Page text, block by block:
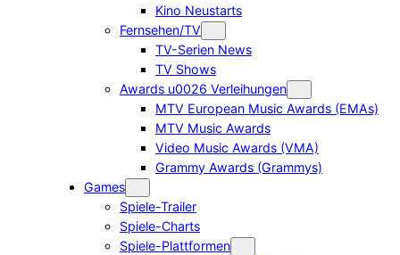
Kino Neustarts
Fernsehen/TV
TV-Serien News
TV Shows
Awards u0026 Verleihungen
MTV European Music Awards (EMAs)
MTV Music Awards
Video Music Awards (VMA)
Grammy Awards (Grammys)
Games
Spiele-Trailer
Spiele-Charts
Spiele-Plattformen